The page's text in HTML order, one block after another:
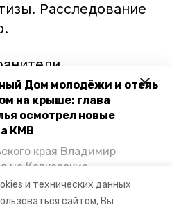
и технических данных
сайтом, Вы
Дом молодёжи и отель
на крыше: глава
осмотрел новые
КМВ
края Владимир
на Кавказские
проинспектировать
в Кисловодске и
Расследование
о другом
против 15-летней
в
21-летний
школьницу
уснёт, и